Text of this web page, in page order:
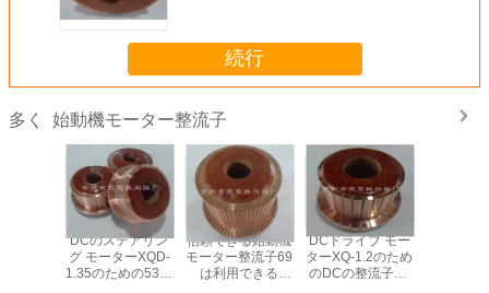
続行
多く 始動機モーター整流子
DCのステアリン
グ モーターXQD-
1.35のための53の
信頼できる始動機
モーター整流子69
は利用できる
DCドライブ モー
ターXQ-1.2のため
のDCの整流子29